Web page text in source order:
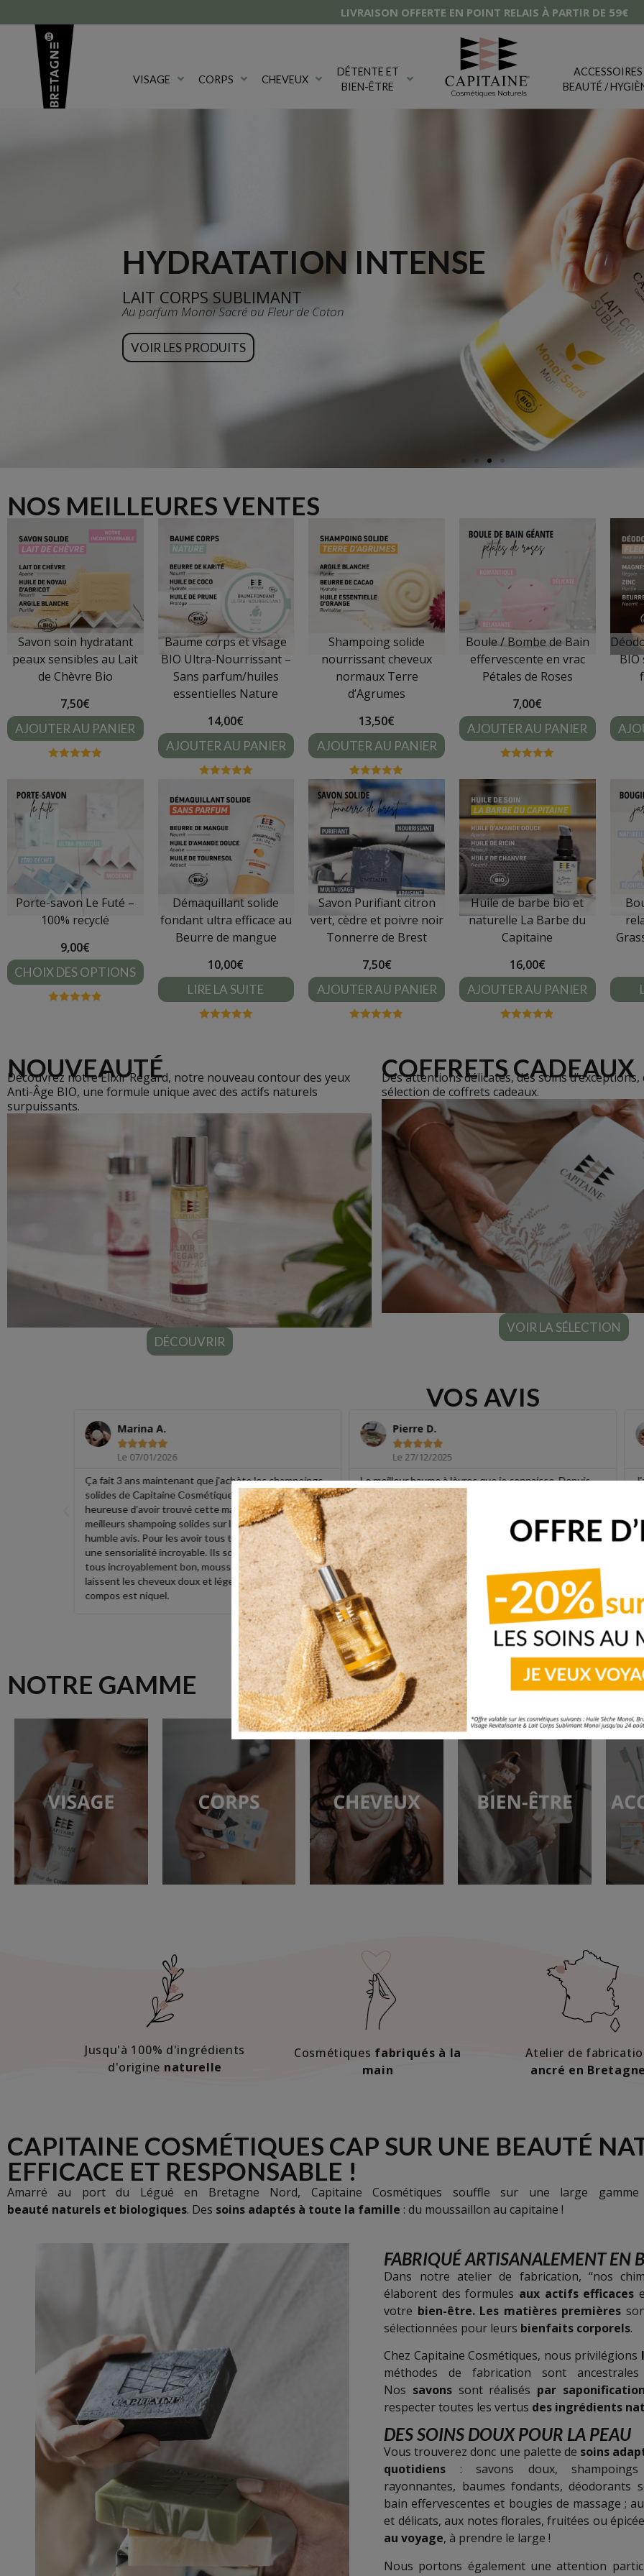
LIVRAISON OFFERTE EN POINT RELAIS À PARTIR DE 59€ DUO ÉTÉ BRUMES
VISAGE CORPS CHEVEUX
DÉTENTE ET
BIEN-ÊTRE
ACCESSOIRES
BEAUTÉ /
HYDRATATION INTENSE
LAIT CORPS SUBLIMANT
Au parfum Monoï Sacré ou Fleur de Coton
VOIR LES PRODUITS
NOS MEILLEURES VENTES
Savon soin hydratant
peaux sensibles au Lait
de Chèvre Bio
7,50€
AJOUTER AU PANIER
Baume corps et visage
BIO Ultra-Nourrissant –
Sans parfum/huiles
essentielles Nature
14,00€
AJOUTER AU PANIER
sur 5
Shampoing solide
nourrissant cheveux
normaux Terre
d’Agrumes
13,50€
AJOUTER AU PANIER
Note5.00
sur 5
Boule / Bombe de Bain
effervescente en vrac
Pétales de Roses
7,00€
AJOUTER AU PANIER
sur 5
BIO
Porte-savon Le Futé –
100% recyclé
9,00€
CHOIX DES OPTIONS
Démaquillant solide
fondant ultra efficace au
Beurre de mangue
10,00€
LIRE LA SUITE
Savon Purifiant citron
vert, cèdre et poivre noir
Tonnerre de Brest
7,50€
AJOUTER AU PANIER
Huile de barbe bio et
naturelle La Barbe du
Capitaine
16,00€
AJOUTER AU PANIER
NOUVEAUTÉ
Découvrez notre Élixir Regard, notre nouveau contour des yeux
Anti-Âge BIO, une formule unique avec des actifs naturels
surpuissants.
DÉCOUVRIR
COFFRETS CADEAUX
Des attentions délicates, des soins
sélection de coffrets cadeaux.
VOIR LA SÉLECTION
VOS AVIS
Marina A.

Le 07/01/2026
Ça fait 3 ans maintenant que j’achète les shampoings
solides de Capitaine Cosmétiques et je suis tellement
heureuse d’avoir trouvé cette marque ! Ce sont les
meilleurs shampoing solides sur le marché de mon
humble avis. Pour les avoir tous testés, ils ont tous
une sensorialité incroyable. Ils sont beaux, sentent
tous incroyablement bon, moussent super bien,
laissent les cheveux doux et légers.. et surtout, la
compos est niquel.
Pierre D.

Le 27/12/2025
Le meilleur baume à lèvres que je connaisse. Depuis
que je l'utilise, je n'ai plus de gerçures aux
commissures labiales, alors que je n'arrivais pas à m'en
débarrasser depuis des années.
NOTRE GAMME
Jusqu'à 100% d'ingrédients
d'origine naturelle
Cosmétiques fabriqués à la
main
Atelier de
ancré en Bretagne
CAPITAINE COSMÉTIQUES CAP SUR UNE BEAUTÉ
EFFICACE ET RESPONSABLE !
Amarré au port du Légué en Bretagne Nord, Capitaine Cosmétiques souffle sur une large
beauté naturels et biologiques. Des soins adaptés à toute la famille : du moussaillon au capitaine !
FABRIQUÉ ARTISANALEMENT EN
Dans notre atelier de fabrication, “nos
élaborent des formules aux actifs efficaces
votre bien-être. Les matières premières
sélectionnées pour leurs bienfaits corporels.
Chez Capitaine Cosmétiques, nous privilégions
méthodes de fabrication sont
Nos savonssont réalisés par
respecter toutes les vertus des ingrédients
DES SOINS DOUX POUR LA PEAU
Vous trouverez donc une palette de soins
quotidiens : savons doux, shampoings
rayonnantes, baumes fondants, déodorants
bain effervescentes et bougies de massage ;
et délicats, aux notes florales, fruitées ou
au voyage, à prendre le large !
Nous portons également une attention